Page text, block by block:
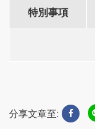
特別事項
分享文章至: